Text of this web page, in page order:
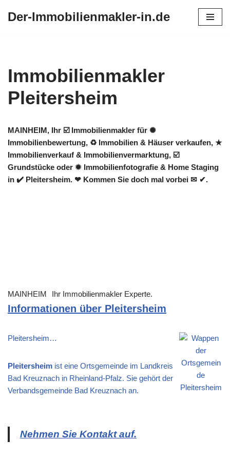
Der-Immobilienmakler-in.de
Immobilienmakler
Pleitersheim
MAINHEIM, Ihr ☑️ Immobilienmakler für ✺
Immobilienbewertung, ♻ Immobilien & Häuser verkaufen, ★
Immobilienverkauf & Immobilienvermarktung, ☑️
Grundstücke oder ✹ Immobilienfotografie & Home Staging
in ✔️ Pleitersheim. ❤ Kommen Sie doch mal vorbei ✉ ✔.
MAINHEIM Ihr Immobilienmakler Experte.
Informationen über Pleitersheim
Pleitersheim…
Pleitersheim ist eine Ortsgemeinde im Landkreis
Bad Kreuznach in Rheinland-Pfalz. Sie gehört der
Verbandsgemeinde Bad Kreuznach an.
Nehmen Sie Kontakt auf.